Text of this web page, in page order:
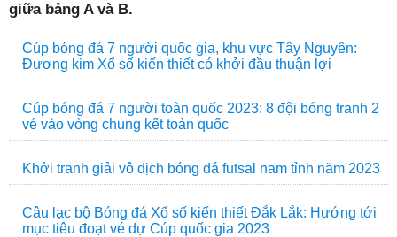
giữa bảng A và B.
Cúp bóng đá 7 người quốc gia, khu vực Tây Nguyên:
Đương kim Xổ số kiến thiết có khởi đầu thuận lợi
Cúp bóng đá 7 người toàn quốc 2023: 8 đội bóng tranh 2
vé vào vòng chung kết toàn quốc
Khởi tranh giải vô địch bóng đá futsal nam tỉnh năm 2023
Câu lạc bộ Bóng đá Xổ số kiến thiết Đắk Lắk: Hướng tới
mục tiêu đoạt vé dự Cúp quốc gia 2023